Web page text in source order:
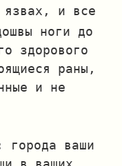
язвах, и все
ноги до
здорового
раны,
и не
города ваши